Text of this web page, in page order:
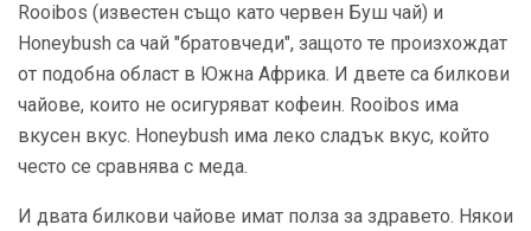
Rooibos (известен също като червен Буш чай) и
Honeybush са чай "братовчеди", защото те произхождат
от подобна област в Южна Африка. И двете са билкови
чайове, които не осигуряват кофеин. Rooibos има
вкусен вкус. Honeybush има леко сладък вкус, който
често се сравнява с меда.
И двата билкови чайове имат полза за здравето. Някои